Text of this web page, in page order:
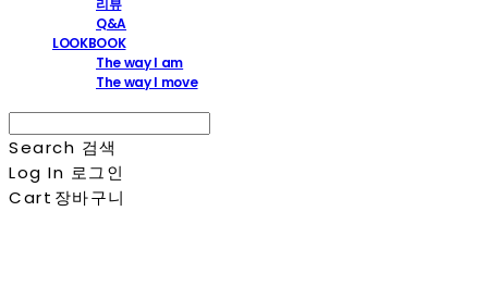
리뷰
Q&A
LOOKBOOK
The way I am
The way I move
Search 검색
Log In 로그인
Cart 장바구니